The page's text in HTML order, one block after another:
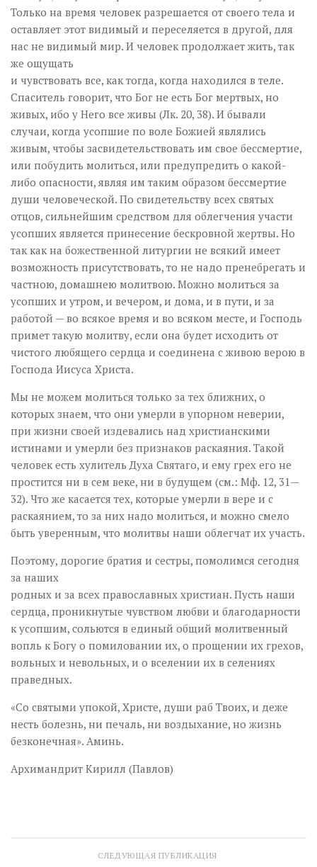
Только на время человек разрешается от своего тела и
оставляет этот видимый и переселяется в другой, для
нас не видимый мир. И человек продолжает жить, так
же ощущать
и чувствовать все, как тогда, когда находился в теле.
Спаситель говорит, что Бог не есть Бог мертвых, но
живых, ибо у Него все живы (Лк. 20, 38). И бывали
случаи, когда усопшие по воле Божией являлись
живым, чтобы засвидетельствовать им свое бессмертие,
или побудить молиться, или предупредить о какой-
либо опасности, являя им таким образом бессмертие
души человеческой. По свидетельству всех святых
отцов, сильнейшим средством для облегчения участи
усопших является принесение бескровной жертвы. Но
так как на божественной литургии не всякий имеет
возможность присутствовать, то не надо пренебрегать и
частною, домашнею молитвою. Можно молиться за
усопших и утром, и вечером, и дома, и в пути, и за
работой — во всякое время и во всяком месте, и Господь
примет такую молитву, если она будет исходить от
чистого любящего сердца и соединена с живою верою в
Господа Иисуса Христа.
Мы не можем молиться только за тех ближних, о
которых знаем, что они умерли в упорном неверии,
при жизни своей издевались над христианскими
истинами и умерли без признаков раскаяния. Такой
человек есть хулитель Духа Святаго, и ему грех его не
простится ни в сем веке, ни в будущем (см.: Мф. 12, 31—
32). Что же касается тех, которые умерли в вере и с
раскаянием, то за них надо молиться, и можно смело
быть уверенным, что молитвы наши облегчат их участь.
Поэтому, дорогие братия и сестры, помолимся сегодня
за наших
родных и за всех православных христиан. Пусть наши
сердца, проникнутые чувством любви и благодарности
к усопшим, сольются в единый общий молитвенный
вопль к Богу о помиловании их, о прощении их грехов,
вольных и невольных, и о вселении их в селениях
праведных.
«Со святыми упокой, Христе, души раб Твоих, и деже
несть болезнь, ни печаль, ни воздыхание, но жизнь
безконечная». Аминь.
Архимандрит Кирилл (Павлов)
СЛЕДУЮЩАЯ ПУБЛИКАЦИЯ